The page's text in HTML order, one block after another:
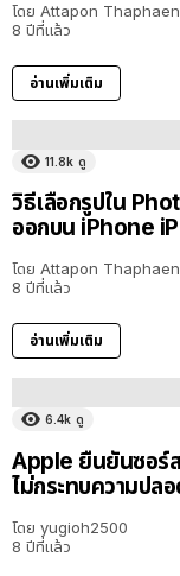
โดย Attapon
8 ปีที่แล้ว
อ่านเพิ่มเติม
11.8k ดู
วิธีเลือกรูปใน
ออกบน iPhone
โดย Attapon
8 ปีที่แล้ว
อ่านเพิ่มเติม
6.4k ดู
Apple ยืนยันซอร์
ไม่กระทบความปล
โดย yugioh2500
8 ปีที่แล้ว